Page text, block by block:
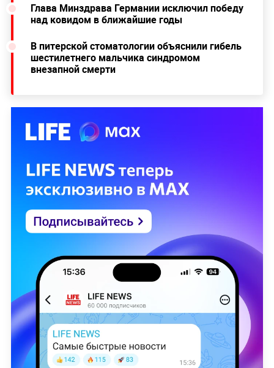
Глава Минздрава Германии исключил победу
над ковидом в ближайшие годы
В питерской стоматологии объяснили гибель
шестилетнего мальчика синдромом
внезапной смерти